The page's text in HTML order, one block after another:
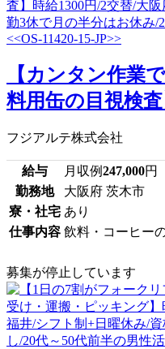
【カンタン作業
料用缶の目視検
フジアルテ株式会社
給与 月収例247,000円
勤務地
大阪府 茨木市
寮・社宅 あり
仕事内容 飲料・コーヒー
募集が停止しています